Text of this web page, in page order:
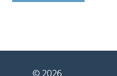
© 2026